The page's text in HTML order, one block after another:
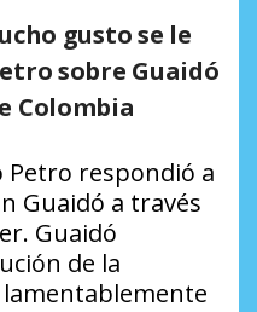
gusto se le
sobre Guaidó
Colombia
Petro respondió a
Guaidó a través
Guaidó
de la